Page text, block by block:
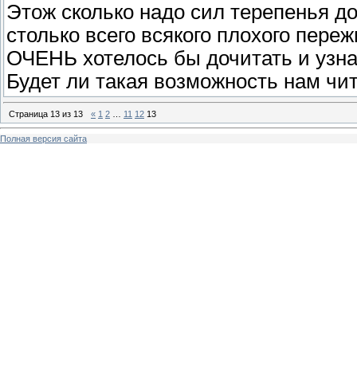
Этож сколько надо сил терепенья
столько всего всякого плохого
ОЧЕНЬ хотелось бы дочитать и
Будет ли такая возможность нам
Страница 13 из 13 « 1 2 11 12 13
Полная версия сайта